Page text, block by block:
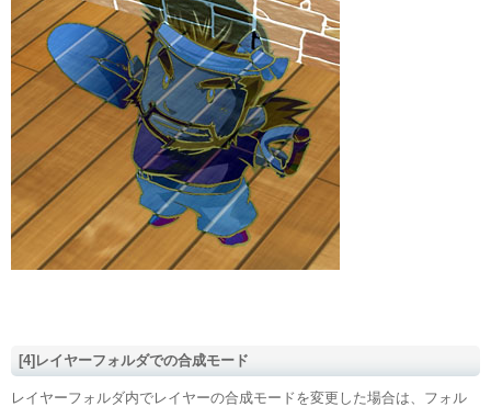
[4]レイヤーフォルダでの合成モード
レイヤーフォルダ内でレイヤーの合成モードを変更した場合は、フォル